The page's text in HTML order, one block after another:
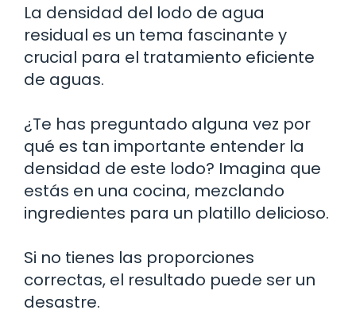
La densidad del lodo de agua
residual es un tema fascinante y
crucial para el tratamiento eficiente
de aguas.
¿Te has preguntado alguna vez por
qué es tan importante entender la
densidad de este lodo? Imagina que
estás en una cocina, mezclando
ingredientes para un platillo delicioso.
Si no tienes las proporciones
correctas, el resultado puede ser un
desastre.